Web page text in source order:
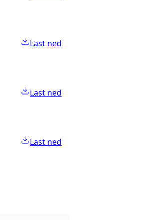
Last ned
Last ned
Last ned